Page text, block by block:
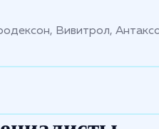
Вивитрол,